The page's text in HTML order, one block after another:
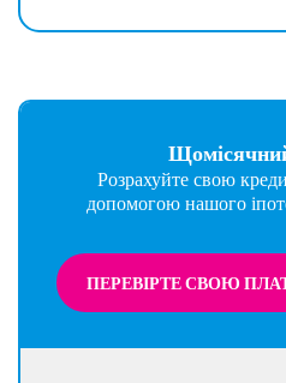
Розрахуйте свою
допомогою нашого
ПЕРЕВІРТЕ СВОЮ